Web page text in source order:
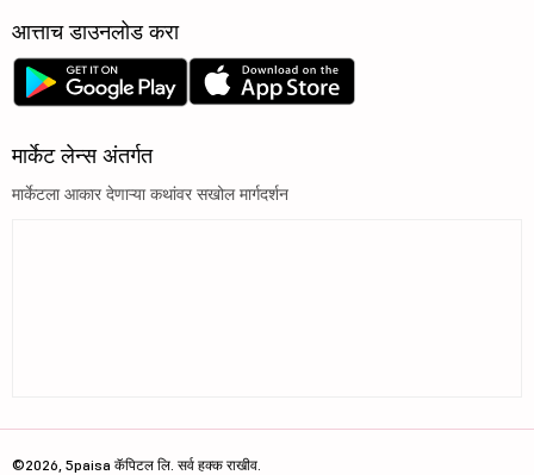
आत्ताच डाउनलोड करा
मार्केट लेन्स अंतर्गत
मार्केटला आकार देणाऱ्या कथांवर सखोल मार्गदर्शन
©2026, 5paisa कॅपिटल लि. सर्व हक्क राखीव.